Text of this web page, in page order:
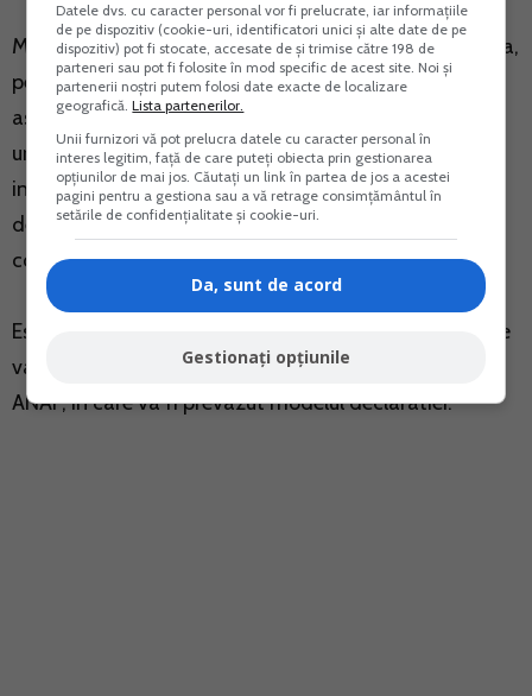
Mai mult, potrivit art. 11 din Codul de procedura fiscala,
personalul ANAF este obligat sa pastreze secretul
asupra informatiilor de care a luat cunostinta ca
urmare a exercitarii atributiilor de serviciu, iar aceste
informatii se refera inclusiv la cele obtinute din
declaratii ori documente prezentate de
contribuabili/platitori sau terti.
Este important de precizat ca transmiterea datelor se
va realiza ulterior adoptarii ordinului presedintelui
ANAF, in care va fi prevazut modelul declaratiei.
Datele dvs. cu caracter personal vor fi prelucrate, iar informațiile
de pe dispozitiv (cookie-uri, identificatori unici și alte date de pe
dispozitiv) pot fi stocate, accesate de și trimise către 198 de
parteneri sau pot fi folosite în mod specific de acest site. Noi și
partenerii noștri putem folosi date exacte de localizare
geografică.Lista partenerilor.
Unii furnizori vă pot prelucra datele cu caracter personal în
interes legitim, față de care puteți obiecta prin gestionarea
opțiunilor de mai jos. Căutați un link în partea de jos a acestei
pagini pentru a gestiona sau a vă retrage consimțământul în
setările de confidențialitate și cookie-uri.
Da, sunt de acord
Gestionați opțiunile